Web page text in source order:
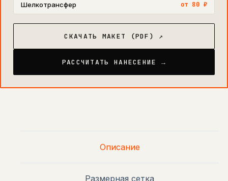
Шелкотрансфер от 80 ₽
СКАЧАТЬ МАКЕТ (PDF) ↗
РАССЧИТАТЬ НАНЕСЕНИЕ →
Описание
Размерная сетка